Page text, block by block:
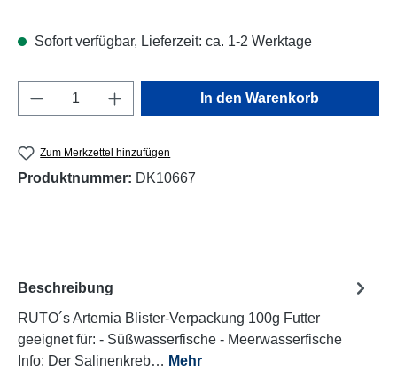
Sofort verfügbar, Lieferzeit: ca. 1-2 Werktage
Produkt Anzahl: Gib den gewünschten
In den Warenkorb
Zum Merkzettel hinzufügen
Produktnummer: DK10667
Beschreibung
RUTO´s Artemia Blister-Verpackung 100g Futter
geeignet für: - Süßwasserfische - Meerwasserfische
Info: Der Salinenkreb… Mehr